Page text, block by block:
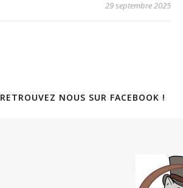
29 septembre 2025
RETROUVEZ NOUS SUR FACEBOOK !